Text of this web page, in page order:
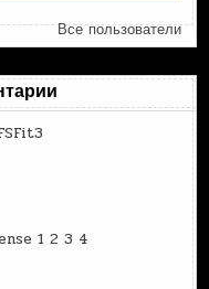
Все пользователи
1 2 3 4